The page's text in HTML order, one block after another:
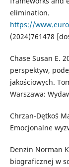
elimination.
https://
(2024)761478
Chase Susan E.
perspektyw,
jakościowych.
Warszawa:
Chrzan-Dętkoś
Emocjonalne
Denzin Norman
biograficznej w